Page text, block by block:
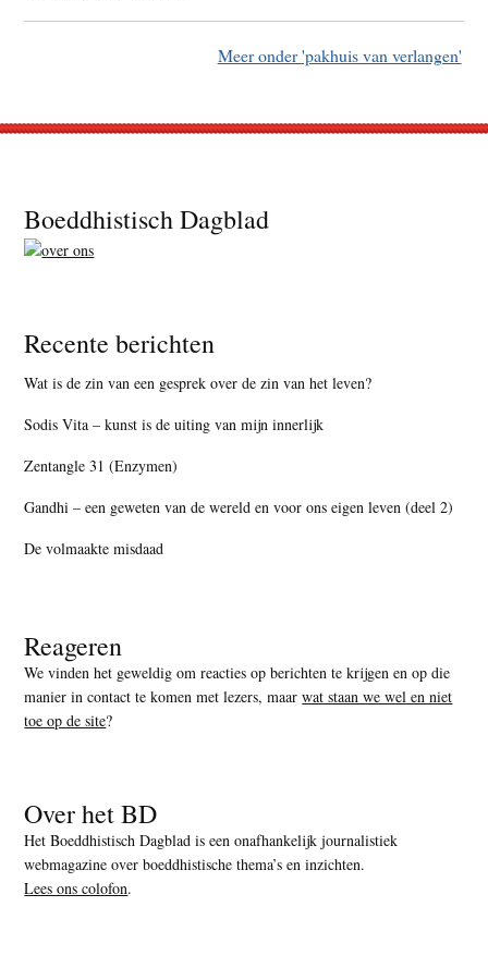
Meer onder 'pakhuis van verlangen'
Footer
Boeddhistisch Dagblad
Recente berichten
Wat is de zin van een gesprek over de zin van het leven?
Sodis Vita – kunst is de uiting van mijn innerlijk
Zentangle 31 (Enzymen)
Gandhi – een geweten van de wereld en voor ons eigen leven (deel 2)
De volmaakte misdaad
Reageren
We vinden het geweldig om reacties op berichten te krijgen en op die
manier in contact te komen met lezers, maarwat staan we wel en niet
toe op de site?
Over het BD
Het Boeddhistisch Dagblad is een onafhankelijk journalistiek
webmagazine over boeddhistische thema’s en inzichten.
Lees ons colofon.